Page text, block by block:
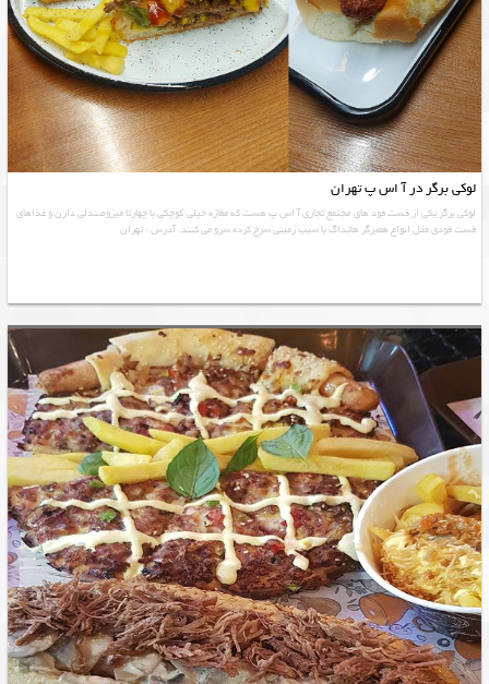
لوکی برگر در آ اس پ تهران
لوکی برگر یکی از فست فود های مجتمع تجاری آ اس پ هست که مغازه خیلی کوچکی با چهارتا میزوصندلی دارن و غذاهای
فست فودی مثل انواع همبرگر هاتداگ با سیب زمینی سرخ کرده سرو می کنند. آدرس : تهران